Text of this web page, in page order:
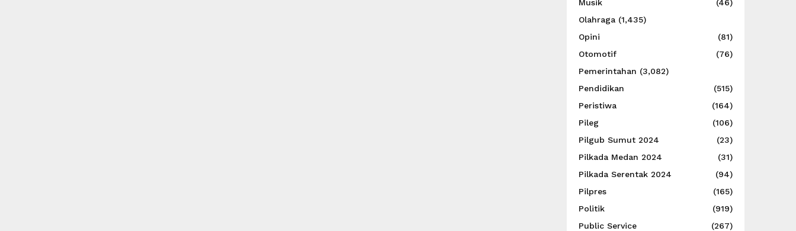
Musik
(46)
Olahraga (1,435)
Opini
(81)
Otomotif
(76)
Pemerintahan (3,082)
Pendidikan
(515)
Peristiwa
(164)
Pileg
(106)
Pilgub Sumut 2024
(23)
Pilkada Medan 2024
(31)
Pilkada Serentak 2024
(94)
Pilpres
(165)
Politik
(919)
Public Service
(267)